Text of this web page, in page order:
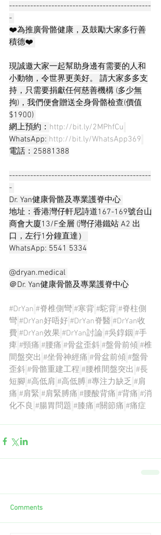
-----------------------------------------------
-
❤️為推廣骨骼健康，及鼓勵大家多行善
積德❤️
現誠邀大家一起幫助身邊有需要的人和
小動物，令世界更美好。 請大家多多支
持，只需要捐獻任何慈善機構 (多少無
拘)，我們便會贈送全身骨骼檢查(價值
$1900)
網上預約： http://bit.ly/2MPhfCu
WhatsApp: http://bit.ly/WhatsApp369
電話：25881388
-----------------------------------------------
-
Dr. Yan健康骨骼及專業護脊中心
地址：香港灣仔軒尼詩道167-169號台山
商會大廈13/F全層 (灣仔港鐵站 A2 出
口，左行1分鐘直達）
WhatsApp: 5541 5334
@dryan.medical
＠Dr. Yan健康骨骼及專業護脊中心
#DrYan #脊椎側彎 #寒背 #駝背 #脊柱側
彎 #DrYan好唔好 #DrYan脊醫 #DrYan收
費 #DrYan效果 #DrYan討論 #吳錞銦 #手
痺 #頸痛 #腰痛 #骨盆歪斜 #盤骨前傾 #椎
間盤突出 #坐骨神經痛 #骨盆前傾 #盤骨
歪斜 #骨骼重建工程 #腰椎間盤突出 #長
短腳 #高低肩 #高低膊 #專注力缺乏 #肩
痛 #肩緊 #肩緊膊痛 #腰酸背痛 #背痛 #消
化不良 #腸胃問題 #膝痛 #關節痛 #痛症
Comments